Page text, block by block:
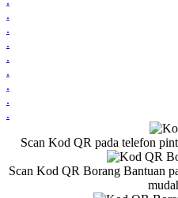
.
.
.
.
.
.
.
.
Scan Kod QR pada telefon
Scan Kod QR Borang Bantuan